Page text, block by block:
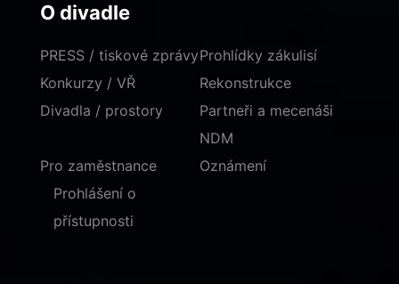
O divadle
PRESS / tiskové zprávy
Konkurzy / VŘ
Divadla / prostory
Prohlídky zákulisí
Rekonstrukce
Partneři a mecenáši
NDM
Pro zaměstnance
Oznámení
Prohlášení o
přístupnosti